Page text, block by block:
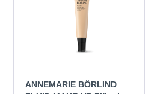
ANNEMARIE BÖRLIND